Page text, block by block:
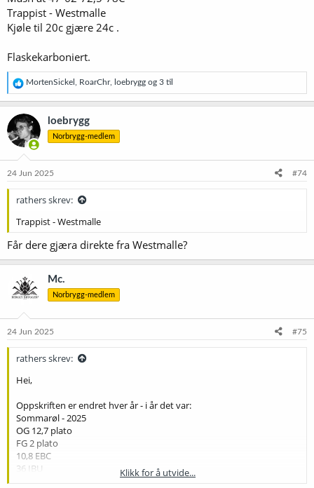
Trappist - Westmalle
Kjøle til 20c gjære 24c .
Flaskekarboniert.
R
e
a
k
s
j
o
e
MortenSickel RoarChr, loebrygg og 3 til
loebrygg
Norbrygg-medlem
24 Jun 2025 #74
rathers skrev:
Trappist - Westmalle
Får dere gjæra direkte fra Westmalle?
Mc.
Norbrygg-medlem
24 Jun 2025 #75
rathers skrev:
Hei,
Oppskriften er endret hver år - i år det var:
Sommarøl - 2025
OG 12,7 plato
FG 2 plato
10,8 EBC
36 IBU
Klikk for å utvide...